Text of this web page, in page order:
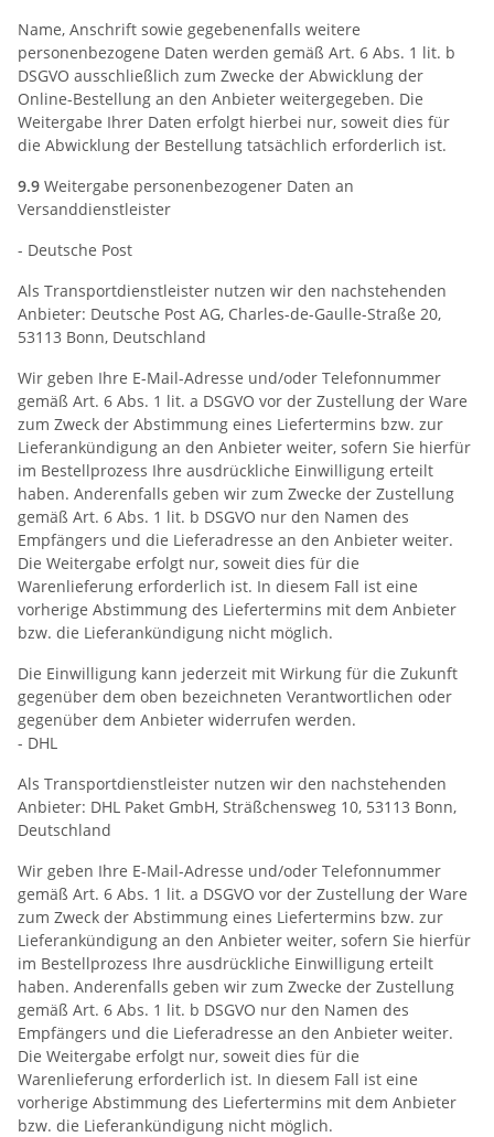
Name, Anschrift sowie gegebenenfalls weitere
personenbezogene Daten werden gemäß Art. 6 Abs. 1 lit. b
DSGVO ausschließlich zum Zwecke der Abwicklung der
Online-Bestellung an den Anbieter weitergegeben. Die
Weitergabe Ihrer Daten erfolgt hierbei nur, soweit dies für
die Abwicklung der Bestellung tatsächlich erforderlich ist.
9.9 Weitergabe personenbezogener Daten an
Versanddienstleister
- Deutsche Post
Als Transportdienstleister nutzen wir den nachstehenden
Anbieter: Deutsche Post AG, Charles-de-Gaulle-Straße 20,
53113 Bonn, Deutschland
Wir geben Ihre E-Mail-Adresse und/oder Telefonnummer
gemäß Art. 6 Abs. 1 lit. a DSGVO vor der Zustellung der Ware
zum Zweck der Abstimmung eines Liefertermins bzw. zur
Lieferankündigung an den Anbieter weiter, sofern Sie hierfür
im Bestellprozess Ihre ausdrückliche Einwilligung erteilt
haben. Anderenfalls geben wir zum Zwecke der Zustellung
gemäß Art. 6 Abs. 1 lit. b DSGVO nur den Namen des
Empfängers und die Lieferadresse an den Anbieter weiter.
Die Weitergabe erfolgt nur, soweit dies für die
Warenlieferung erforderlich ist. In diesem Fall ist eine
vorherige Abstimmung des Liefertermins mit dem Anbieter
bzw. die Lieferankündigung nicht möglich.
Die Einwilligung kann jederzeit mit Wirkung für die Zukunft
gegenüber dem oben bezeichneten Verantwortlichen oder
gegenüber dem Anbieter widerrufen werden.
- DHL
Als Transportdienstleister nutzen wir den nachstehenden
Anbieter: DHL Paket GmbH, Sträßchensweg 10, 53113 Bonn,
Deutschland
Wir geben Ihre E-Mail-Adresse und/oder Telefonnummer
gemäß Art. 6 Abs. 1 lit. a DSGVO vor der Zustellung der Ware
zum Zweck der Abstimmung eines Liefertermins bzw. zur
Lieferankündigung an den Anbieter weiter, sofern Sie hierfür
im Bestellprozess Ihre ausdrückliche Einwilligung erteilt
haben. Anderenfalls geben wir zum Zwecke der Zustellung
gemäß Art. 6 Abs. 1 lit. b DSGVO nur den Namen des
Empfängers und die Lieferadresse an den Anbieter weiter.
Die Weitergabe erfolgt nur, soweit dies für die
Warenlieferung erforderlich ist. In diesem Fall ist eine
vorherige Abstimmung des Liefertermins mit dem Anbieter
bzw. die Lieferankündigung nicht möglich.